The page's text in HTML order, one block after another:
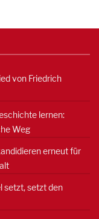
von Friedrich
lernen:
Weg
erneut für
setzt, setzt den